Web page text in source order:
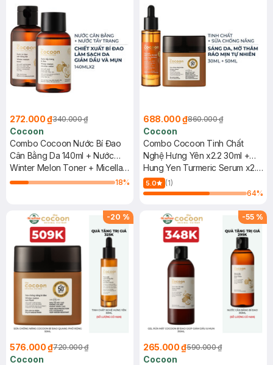
272.000 ₫340.000 ₫
Cocoon
Combo Cocoon Nước Bí Đao
Cân Bằng Da 140ml + Nước
Tẩy Trang Bí Đao 140ml
Winter Melon Toner + Micellar
Water
18%
688.000 ₫860.000 ₫
Cocoon
Combo Cocoon Tinh Chất
Nghệ Hưng Yên x2.2 30ml +
Sữa Chống Nắng Bí Đao 50ml
Hung Yen Turmeric Serum x2.2
+ Winter Melon Sun Fluid
Broad-Spectrum SPF 50+
5.0
(1)
64%
-20 %
576.000 ₫720.000 ₫
Cocoon
-55 %
265.000 ₫590.000 ₫
Cocoon